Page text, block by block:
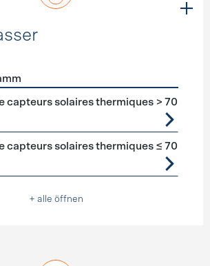
Warmwasser
capteurs solaires thermiques > 70
capteurs solaires thermiques ≤ 70
+ alle öffnen